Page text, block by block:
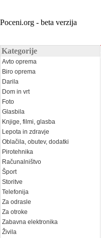
Poceni.org - beta verzija
Kategorije
Avto oprema
Biro oprema
Darila
Dom in vrt
Foto
Glasbila
Knjige, filmi, glasba
Lepota in zdravje
Oblačila, obutev, dodatki
Pirotehnika
Računalništvo
Šport
Storitve
Telefonija
Za odrasle
Za otroke
Zabavna elektronika
Živila